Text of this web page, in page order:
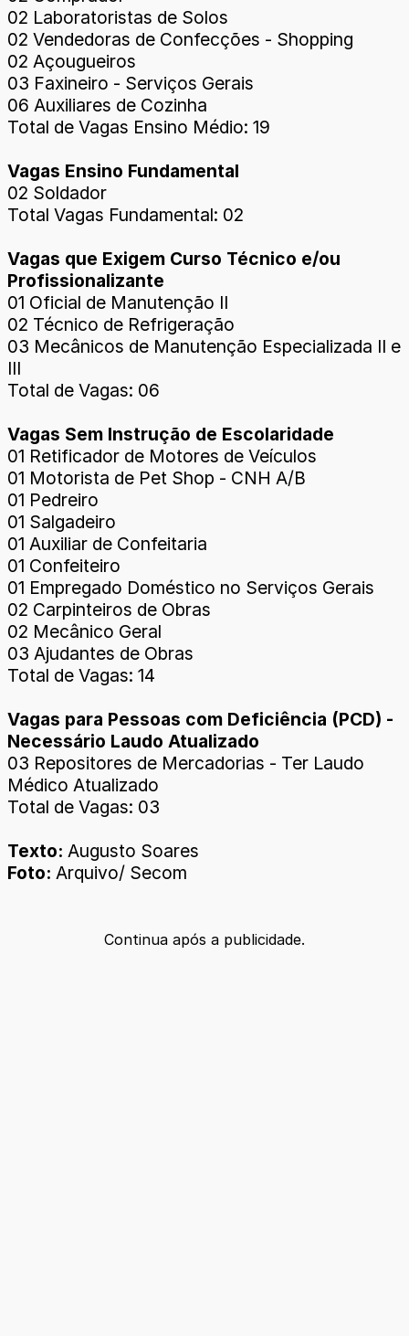
02 Laboratoristas de Solos
02 Vendedoras de Confecções - Shopping
02 Açougueiros
03 Faxineiro - Serviços Gerais
06 Auxiliares de Cozinha
Total de Vagas Ensino Médio: 19
Vagas Ensino Fundamental
02 Soldador
Total Vagas Fundamental: 02
Vagas que Exigem Curso Técnico e/ou
Profissionalizante
01 Oficial de Manutenção II
02 Técnico de Refrigeração
03 Mecânicos de Manutenção Especializada II e
III
Total de Vagas: 06
Vagas Sem Instrução de Escolaridade
01 Retificador de Motores de Veículos
01 Motorista de Pet Shop - CNH A/B
01 Pedreiro
01 Salgadeiro
01 Auxiliar de Confeitaria
01 Confeiteiro
01 Empregado Doméstico no Serviços Gerais
02 Carpinteiros de Obras
02 Mecânico Geral
03 Ajudantes de Obras
Total de Vagas: 14
Vagas para Pessoas com Deficiência (PCD) -
Necessário Laudo Atualizado
03 Repositores de Mercadorias - Ter Laudo
Médico Atualizado
Total de Vagas: 03
Texto: Augusto Soares
Foto: Arquivo/ Secom
Continua após a publicidade.